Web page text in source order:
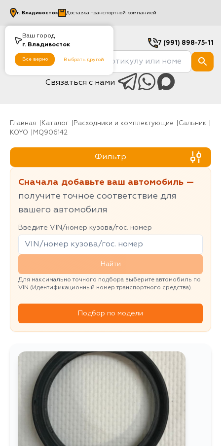
Ваш город
г. Владивосток
Все верно Выбрать другой
г. Владивосток Доставка транспортной компанией
7 (991) 898-75-11
Связаться с нами
Главная Каталог Расходники и комплектующие
Сальник
KOYO
MQ906142
Фильтр
Сначала добавьте ваш автомобиль —
получите точное соответствие для
вашего автомобиля
Введите VIN/номер кузова/гос. номер
Найти
Для максимально точного подбора выберите автомобиль по
VIN (Идентификационный номер транспортного средства).
Подбор по модели